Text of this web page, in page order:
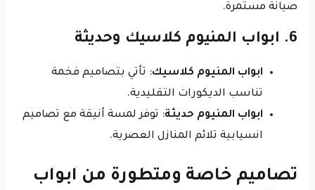
صيانة مستمرة.
6. ابواب المنيوم كلاسيك وحديثة
ابواب المنيوم كلاسيك: تأتي بتصاميم فخمة
تناسب الديكورات التقليدية.
ابواب المنيوم حديثة: توفر لمسة أنيقة مع تصاميم
انسيابية تلائم المنازل العصرية.
تصاميم خاصة ومتطورة من ابواب